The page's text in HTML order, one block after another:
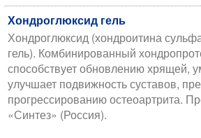
Хондроглюксид гель
Хондроглюксид (хондроитина
гель). Комбинированный
способствует обновлению хрящей,
улучшает подвижность суставов,
прогрессированию остеоартрита.
«Синтез» (Россия).